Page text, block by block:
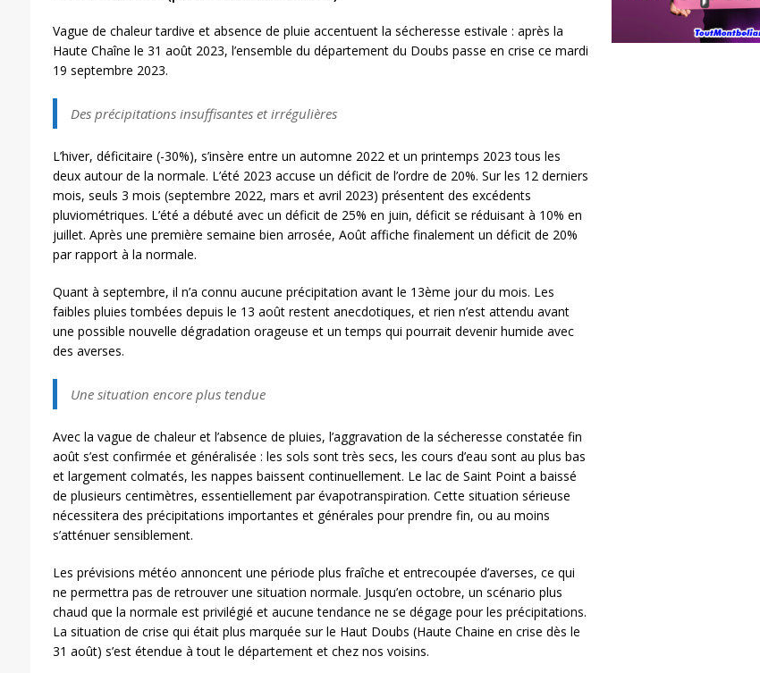
Vague de chaleur tardive et absence de pluie accentuent la sécheresse estivale : après la
Haute Chaîne le 31 août 2023, l’ensemble du département du Doubs passe en crise ce mardi
19 septembre 2023.
Des précipitations insuffisantes et irrégulières
L’hiver, déficitaire (-30%), s’insère entre un automne 2022 et un printemps 2023 tous les
deux autour de la normale. L’été 2023 accuse un déficit de l’ordre de 20%. Sur les 12 derniers
mois, seuls 3 mois (septembre 2022, mars et avril 2023) présentent des excédents
pluviométriques. L’été a débuté avec un déficit de 25% en juin, déficit se réduisant à 10% en
juillet. Après une première semaine bien arrosée, Août affiche finalement un déficit de 20%
par rapport à la normale.
Quant à septembre, il n’a connu aucune précipitation avant le 13ème jour du mois. Les
faibles pluies tombées depuis le 13 août restent anecdotiques, et rien n’est attendu avant
une possible nouvelle dégradation orageuse et un temps qui pourrait devenir humide avec
des averses.
Une situation encore plus tendue
Avec la vague de chaleur et l’absence de pluies, l’aggravation de la sécheresse constatée fin
août s’est confirmée et généralisée : les sols sont très secs, les cours d’eau sont au plus bas
et largement colmatés, les nappes baissent continuellement. Le lac de Saint Point a baissé
de plusieurs centimètres, essentiellement par évapotranspiration. Cette situation sérieuse
nécessitera des précipitations importantes et générales pour prendre fin, ou au moins
s’atténuer sensiblement.
Les prévisions météo annoncent une période plus fraîche et entrecoupée d’averses, ce qui
ne permettra pas de retrouver une situation normale. Jusqu’en octobre, un scénario plus
chaud que la normale est privilégié et aucune tendance ne se dégage pour les précipitations.
La situation de crise qui était plus marquée sur le Haut Doubs (Haute Chaine en crise dès le
31 août) s’est étendue à tout le département et chez nos voisins.